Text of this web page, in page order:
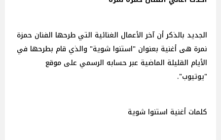
الجديد بالذكر أن آخر الأعمال الغنائية التي طرحها الفنان حمزة
نمرة هى أغنية بعنوان "استنوا شوية" والذي قام بطرحها في
الأيام القليلة الماضية عبر حسابه الرسمي على موقع
"يوتيوب".
كلمات أغنية استنوا شوية